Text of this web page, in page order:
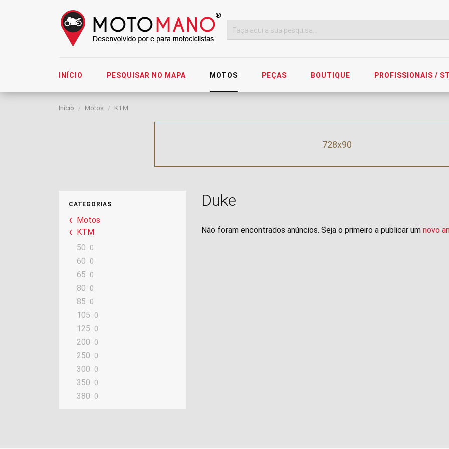
INÍCIO PESQUISAR NO MAPA MOTOS PEÇAS BOUTIQUE PROFISSIONAIS /
Início Motos KTM
728x90
CATEGORIAS
Motos
KTM
50
0
60 0
65 0
80 0
85 0
105 0
125 0
200 0
250 0
300 0
350 0
380 0
Duke
Não foram encontrados anúncios. Seja o primeiro a publicar um novo